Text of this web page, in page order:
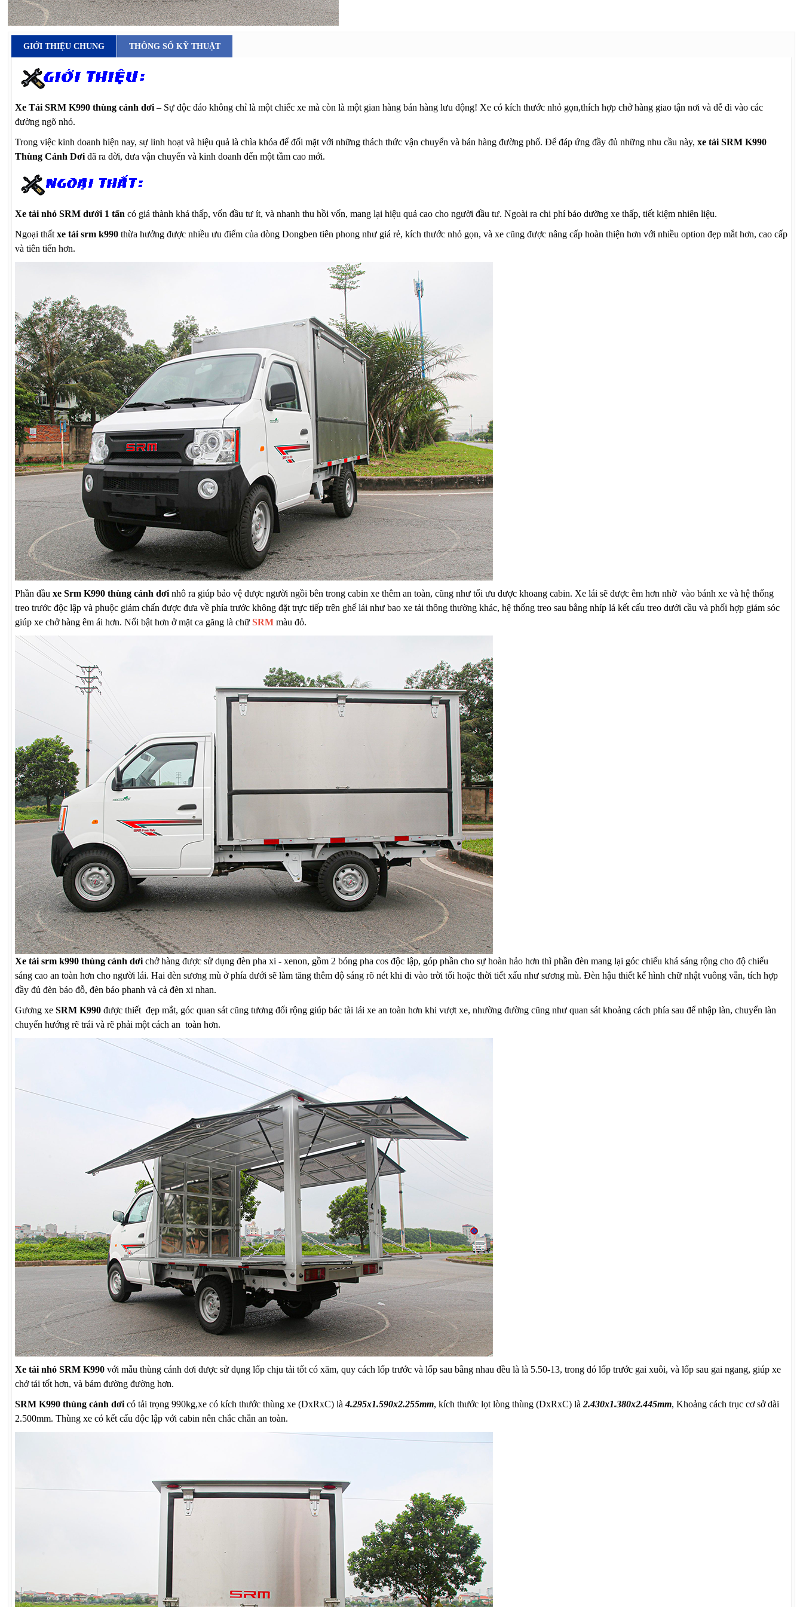
GIỚI THIỆU CHUNG THÔNG SỐ KỸ THUẬT
Xe Tải SRM K990 thùng cánh dơi – Sự độc đáo không chỉ là một chiếc xe mà còn là một gian hàng bán hàng lưu động! Xe có kích thước nhỏ gọn,thích hợp chở hàng giao tận nơi và dễ đi vào các
đường ngõ nhỏ.
Trong việc kinh doanh hiện nay, sự linh hoạt và hiệu quả là chìa khóa để đối mặt với những thách thức vận chuyển và bán hàng đường phố. Để đáp ứng đầy đủ những nhu cầu này,xe tải SRM K990
Thùng Cánh Dơi đã ra đời, đưa vận chuyển và kinh doanh đến một tầm cao mới.
Xe tải nhỏ SRM dưới 1 tấn có giá thành khá thấp, vốn đầu tư ít, và nhanh thu hồi vốn, mang lại hiệu quả cao cho người đầu tư. Ngoài ra chi phí bảo dưỡng xe thấp, tiết kiệm nhiên liệu.
Ngoại thấtxe tải srm k990 thừa hưởng được nhiều ưu điểm của dòng Dongben tiên phong như giá rẻ, kích thước nhỏ gọn, và xe cũng được nâng cấp hoàn thiện hơn với nhiều option đẹp mắt hơn, cao cấp
và tiên tiến hơn.
Phần đầuxe Srm K990 thùng cánh dơi nhô ra giúp bảo vệ được người ngồi bên trong cabin xe thêm an toàn, cũng như tối ưu được khoang cabin. Xe lái sẽ được êm hơn nhờ vào bánh xe và hệ thống
treo trước độc lập và phuộc giảm chấn được đưa về phía trước không đặt trực tiếp trên ghế lái như bao xe tải thông thường khác, hệ thống treo sau bằng nhíp lá kết cấu treo dưới cầu và phối hợp giảm sóc
giúp xe chở hàng êm ái hơn. Nổi bật hơn ở mặt ca găng là chữSRM màu đỏ.
Xe tải srm k990 thùng cánh dơi chở hàng được sử dụng đèn pha xi - xenon, gồm 2 bóng pha cos độc lập, góp phần cho sự hoàn hảo hơn thì phần đèn mang lại góc chiếu khá sáng rộng cho độ chiếu
sáng cao an toàn hơn cho người lái. Hai đèn sương mù ở phía dưới sẽ làm tăng thêm độ sáng rõ nét khi đi vào trời tối hoặc thời tiết xấu như sương mù. Đèn hậu thiết kế hình chữ nhật vuông vắn, tích hợp
đầy đủ đèn báo đỗ, đèn báo phanh và cả đèn xi nhan.
Gương xeSRM K990 được thiết đẹp mắt, góc quan sát cũng tương đối rộng giúp bác tài lái xe an toàn hơn khi vượt xe, nhường đường cũng như quan sát khoảng cách phía sau để nhập làn, chuyển làn
chuyển hướng rẽ trái và rẽ phải một cách an toàn hơn.
Xe tải nhỏ SRM K990 với mẫu thùng cánh dơi được sử dụng lốp chịu tải tốt có xăm, quy cách lốp trước và lốp sau bằng nhau đều là là 5.50-13, trong đó lốp trước gai xuôi, và lốp sau gai ngang, giúp xe
chở tải tốt hơn, và bám đường đường hơn.
SRM K990 thùng cánh dơi có tải trọng 990kg,xe có kích thước thùng xe (DxRxC) là4.295x1.590x2.255mm, kích thước lọt lòng thùng (DxRxC) là2.430x1.380x2.445mm, Khoảng cách trục cơ sở dài
2.500mm. Thùng xe có kết cấu độc lập với cabin nên chắc chắn an toàn.